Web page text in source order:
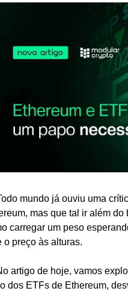
mundo já ouviu uma
mas que tal ir além
carregar um peso
o preço às alturas.
artigo de hoje, vamos
dos ETFs de Ethereum,